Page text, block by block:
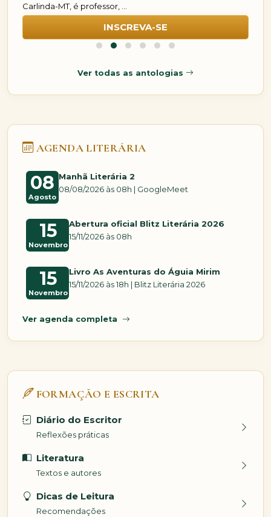
aprendendo as primeiras...
INSCREVA-SE
Ver todas as antologias
AGENDA LITERÁRIA
08
Agosto
Manhã Literária 2
08/08/2026 às 08h | GoogleMeet
15
Novembro
Abertura oficial Blitz Literária 2026
15/11/2026 às 08h
15
Novembro
Livro As Aventuras do Águia Mirim
15/11/2026 às 18h | Blitz Literária 2026
Ver agenda completa
FORMAÇÃO E ESCRITA
Diário do Escritor
Reflexões práticas
Literatura
Textos e autores
Dicas de Leitura
Recomendações